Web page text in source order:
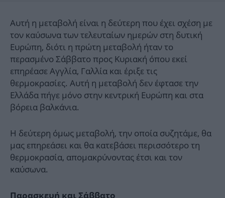
Αυτή η μεταβολή είναι η δεύτερη που έχει σχέση με
τον καύσωνα των τελευταίων ημερών στη δυτική
Ευρώπη, διότι η πρώτη μεταβολή ήταν το
περασμένο Σάββατο προς Κυριακή όπου εκεί
επηρέασε Αγγλία, Γαλλία και έριξε τις
θερμοκρασίες. Αυτή η μεταβολή δεν έφτασε την
Ελλάδα πήγε μόνο στην κεντρική Ευρώπη και στα
βόρεια βαλκάνια.
Η δεύτερη όμως μεταβολή, την οποία συζητάμε, θα
μας επηρεάσει και θα κατεβάσει περισσότερο τη
θερμοκρασία, απομακρύνοντας έτσι και τον
καύσωνα.
Παρασκευή και Σάββατο